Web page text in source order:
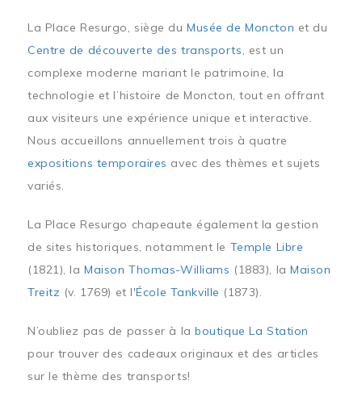
La Place Resurgo, siège duMusée de Moncton et du
Centre de découverte des transports, est un
complexe moderne mariant le patrimoine, la
technologie et l’histoire de Moncton, tout en offrant
aux visiteurs une expérience unique et interactive.
Nous accueillons annuellement trois à quatre
expositions temporaires avec des thèmes et sujets
variés.
La Place Resurgo chapeaute également la gestion
de sites historiques, notamment le Temple Libre
(1821), laMaison Thomas-Williams (1883), laMaison
Treitz (v. 1769) et l'École Tankville (1873).
N’oubliez pas de passer à laboutique La Station
pour trouver des cadeaux originaux et des articles
sur le thème des transports!